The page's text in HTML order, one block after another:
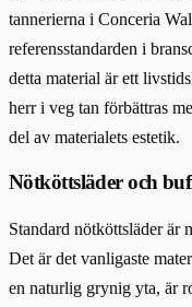
tannerierna i Conceria
referensstandarden i
detta material är ett
herr i veg tan förbättras
del av materialets estetik.
Nötköttsläder och
Standard nötköttsläder är
Det är det vanligaste
en naturlig grynig yta, är